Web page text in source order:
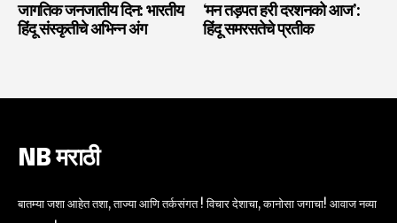
जागतिक जनजातीय दिन: भारतीय
हिंदू संस्कृतीचे अभिन्न अंग
‘मन तड़पत हरी दरशनको आज’:
हिंदू समरसतेचे प्रतीक
NB मराठी
बातम्या जशा आहेत तशा, ताज्या आणि तर्कसंगत ! विचार देशाचा, कानोसा जगाचा! आवाज नव्या